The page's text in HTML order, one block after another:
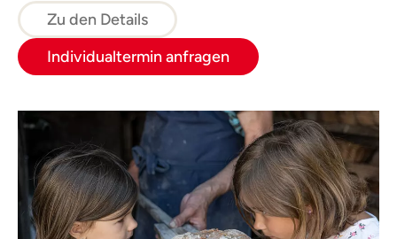
Natur und stärkt die Klassengemeinschaft.
Zu den Details
Individualtermin anfragen